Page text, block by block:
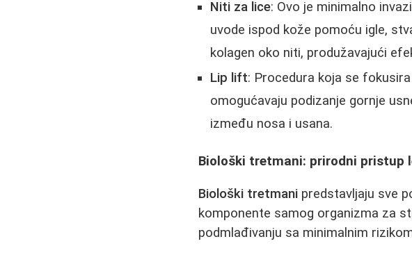
Niti za lice: Ovo je minimalno
uvode ispod kože pomoću igle,
kolagen oko niti, produžavajući
Lip lift: Procedura koja se
omogućavaju podizanje gornje
između nosa i usana.
Biološki tretmani: prirodni pristup
Biološki tretmani predstavljaju sve
komponente samog organizma za
podmlađivanju sa minimalnim